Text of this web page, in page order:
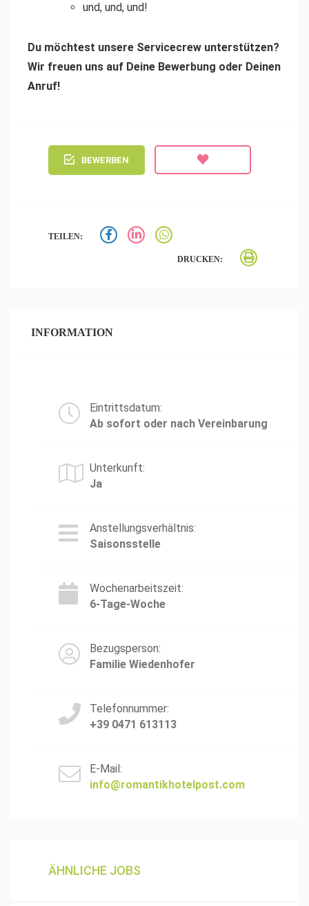
und, und, und!
Du möchtest unsere Servicecrew unterstützen?
Wir freuen uns auf Deine Bewerbung oder Deinen
Anruf!
BEWERBEN
TEILEN:
DRUCKEN:
INFORMATION
Eintrittsdatum:
Ab sofort oder nach Vereinbarung
Unterkunft:
Ja
Anstellungsverhältnis:
Saisonsstelle
Wochenarbeitszeit:
6-Tage-Woche
Bezugsperson:
Familie Wiedenhofer
Telefonnummer:
+39 0471 613113
E-Mail:
info@romantikhotelpost.com
ÄHNLICHE JOBS